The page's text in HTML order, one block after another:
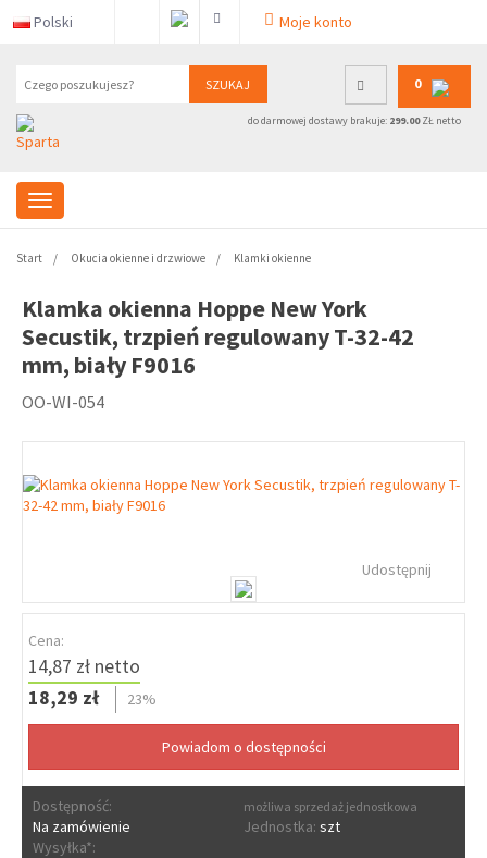
Polski Moje konto
SZUKAJ 0
do darmowej dostawy brakuje: 299.00ZŁ netto
Start Okucia okienne i drzwiowe Klamki okienne
Klamka okienna Hoppe New York
Secustik, trzpień regulowany T-32-42
mm, biały F9016
OO-WI-054
Udostępnij
Cena:
14,87 zł netto
18,29 zł
23%
Dostępność:
Na zamówienie
możliwa sprzedaż jednostkowa
Jednostka: szt
Wysyłka*: